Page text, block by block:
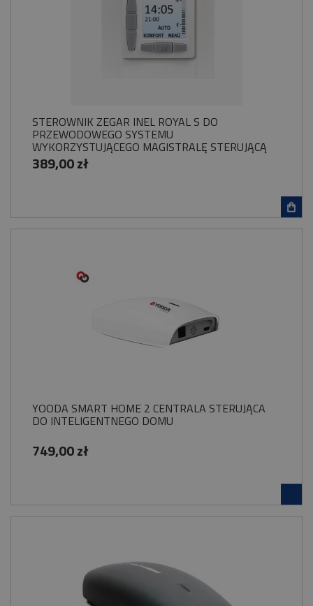
STEROWNIK ZEGAR INEL ROYAL S DO
PRZEWODOWEGO SYSTEMU
WYKORZYSTUJĄCEGO MAGISTRALĘ STERUJĄCĄ
230V
389,00 zł
YOODA SMART HOME 2 CENTRALA STERUJĄCA
DO INTELIGENTNEGO DOMU
749,00 zł